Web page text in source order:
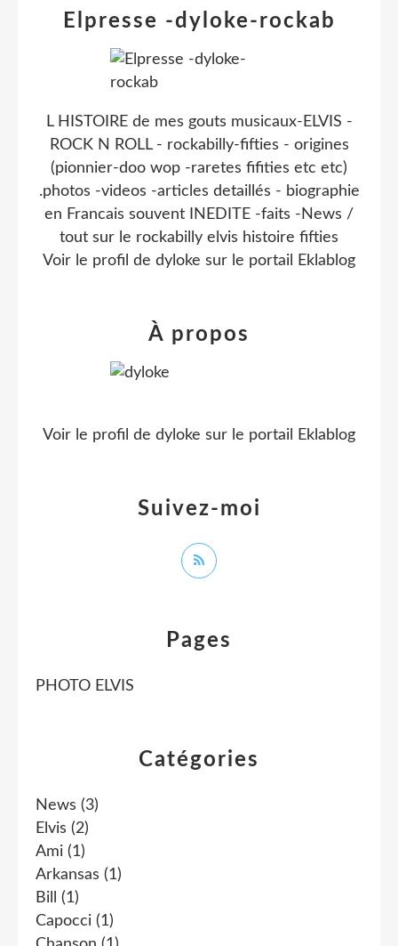
Catégories
News (3)
Elvis (2)
Ami (1)
Arkansas (1)
Bill
(1)
Capocci (1)
Pages
PHOTO ELVIS
Elpresse -dyloke-rockab
L HISTOIRE de mes gouts musicaux-ELVIS -
ROCK N ROLL - rockabilly-fifties - origines
(pionnier-doo wop -raretes fifities etc etc)
.photos -videos -articles detaillés - biographie
en Francais souvent INEDITE -faits -News /
tout sur le rockabilly elvis histoire fifties
Voir le profil de dyloke sur le portail Eklablog
Suivez-moi
À propos
Voir le profil de dyloke sur le portail Eklablog